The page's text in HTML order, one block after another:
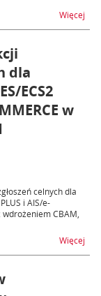
Więcej
dla
ECS2
w
celnych dla
i AIS/e-
CBAM,
Więcej